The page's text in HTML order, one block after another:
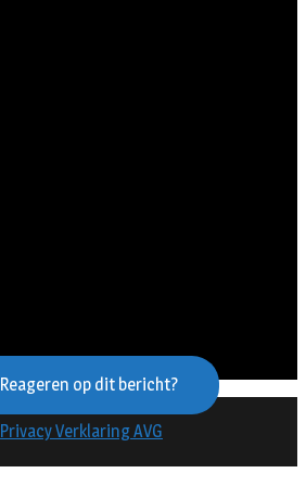
Reageren op dit bericht?
Privacy Verklaring AVG